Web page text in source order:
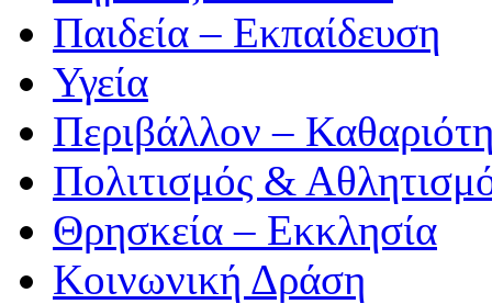
Παιδεία – Εκπαίδευση
Υγεία
Περιβάλλον –
Πολιτισμός &
Θρησκεία – Εκκλησία
Κοινωνική Δράση